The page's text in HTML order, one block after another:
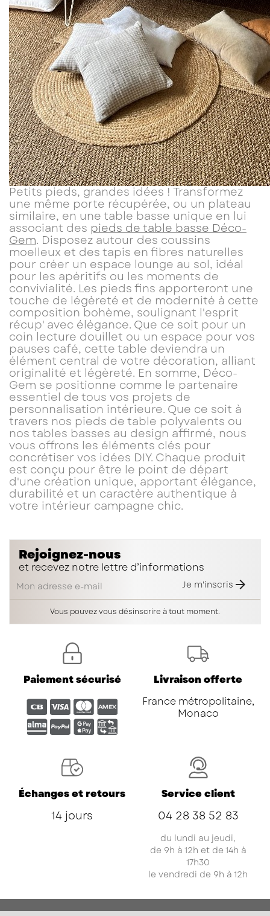
Petits pieds, grandes idées ! Transformez
une même porte récupérée, ou un plateau
similaire, en une table basse unique en lui
associant des pieds de table basse Déco-
Gem. Disposez autour des coussins
moelleux et des tapis en fibres naturelles
pour créer un espace lounge au sol, idéal
pour les apéritifs ou les moments de
convivialité. Les pieds fins apporteront une
touche de légèreté et de modernité à cette
composition bohème, soulignant l'esprit
récup' avec élégance. Que ce soit pour un
coin lecture douillet ou un espace pour vos
pauses café, cette table deviendra un
élément central de votre décoration, alliant
originalité et légèreté. En somme, Déco-
Gem se positionne comme le partenaire
essentiel de tous vos projets de
personnalisation intérieure. Que ce soit à
travers nos pieds de table polyvalents ou
nos tables basses au design affirmé, nous
vous offrons les éléments clés pour
concrétiser vos idées DIY. Chaque produit
est conçu pour être le point de départ
d'une création unique, apportant élégance,
durabilité et un caractère authentique à
votre intérieur campagne chic.
Rejoignez-nous
et recevez notre lettre d’informations
Je m'inscris 
Vous pouvez vous désinscrire à tout moment.
Paiement sécurisé
Livraison offerte
France métropolitaine,
Monaco
Échanges et retours
14 jours
Service client
04 28 38 52 83
du lundi au jeudi,
de 9h à 12h et de 14h à
17h30
le vendredi de 9h à 12h